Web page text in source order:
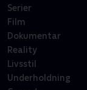
Serier
Film
Dokumentar
Reality
Livsstil
Underholdning